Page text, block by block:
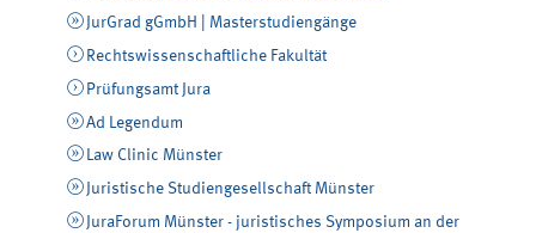
JurGrad gGmbH | Masterstudiengänge
Rechtswissenschaftliche Fakultät
Prüfungsamt Jura
Ad Legendum
Law Clinic Münster
Juristische Studiengesellschaft Münster
JuraForum Münster - juristisches Symposium an der